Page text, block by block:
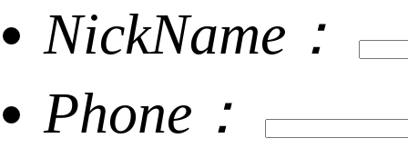
NickName：
Phone：